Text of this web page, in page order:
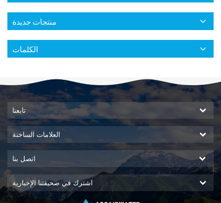
منتجات جديدة
الكلمات
تابعنا
العلامات الساخنة
اتصل بنا
اشترك في صحيفتنا الإخبارية